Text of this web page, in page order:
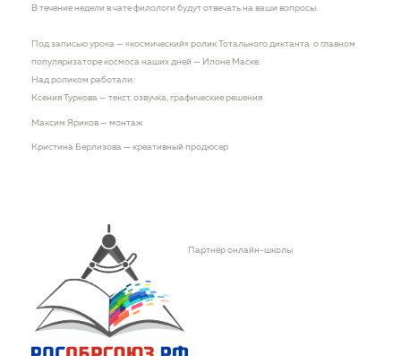
В течение недели в чате филологи будут отвечать на ваши вопросы.
Под записью урока — «космический» ролик Тотального диктанта о главном
популяризаторе космоса наших дней — Илоне Маске.
Над роликом работали:
Ксения Туркова — текст, озвучка, графические решения
Максим Яриков — монтаж
Кристина Берлизова — креативный продюсер
Партнёр онлайн-школы